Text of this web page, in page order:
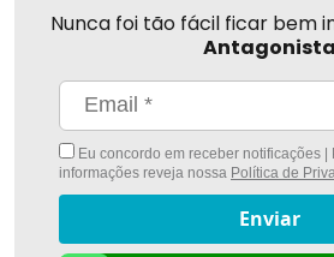
Nunca foi tão fácil ficar bem
Antagonista
Eu concordo em receber notificações |
informações reveja nossa Política de
Enviar